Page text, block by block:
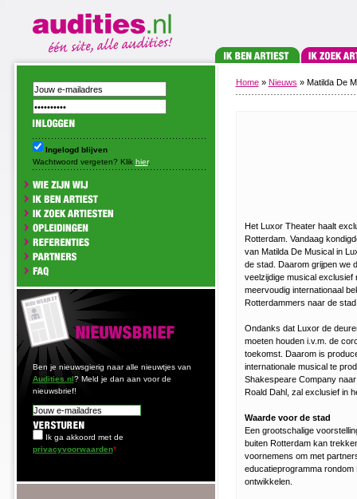
Ingelogd blijven
Wachtwoord vergeten? Klik hier.
Ben je nieuwsgierig naar alle nieuwtjes van
Audities.nl? Meld je dan aan voor de
nieuwsbrief!
Ik ga akkoord met de
privacyvoorwaarden*
Home » Nieuws » Matilda De
Het Luxor Theater haalt
Rotterdam. Vandaag
van Matilda De Musical in
de stad. Daarom grijpen we
veelzijdige musical exclusief
meervoudig internationaal
Rotterdammers naar de
Ondanks dat Luxor de
moeten houden i.v.m. de
toekomst. Daarom is
internationale musical te
Shakespeare Company
Roald Dahl, zal exclusief in
Waarde voor de stad
Een grootschalige
buiten Rotterdam kan
voornemens om met
educatieprogramma
ontwikkelen.